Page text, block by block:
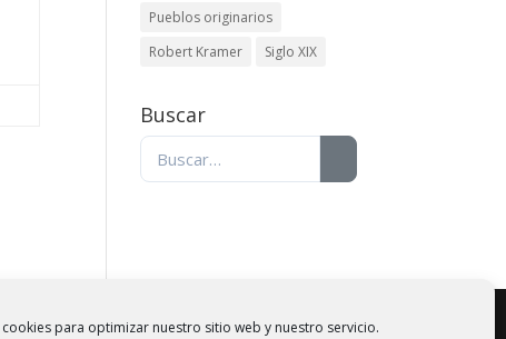
para optimizar nuestro sitio web y nuestro servicio.
Pueblos originarios
Robert Kramer
Siglo XIX
Buscar